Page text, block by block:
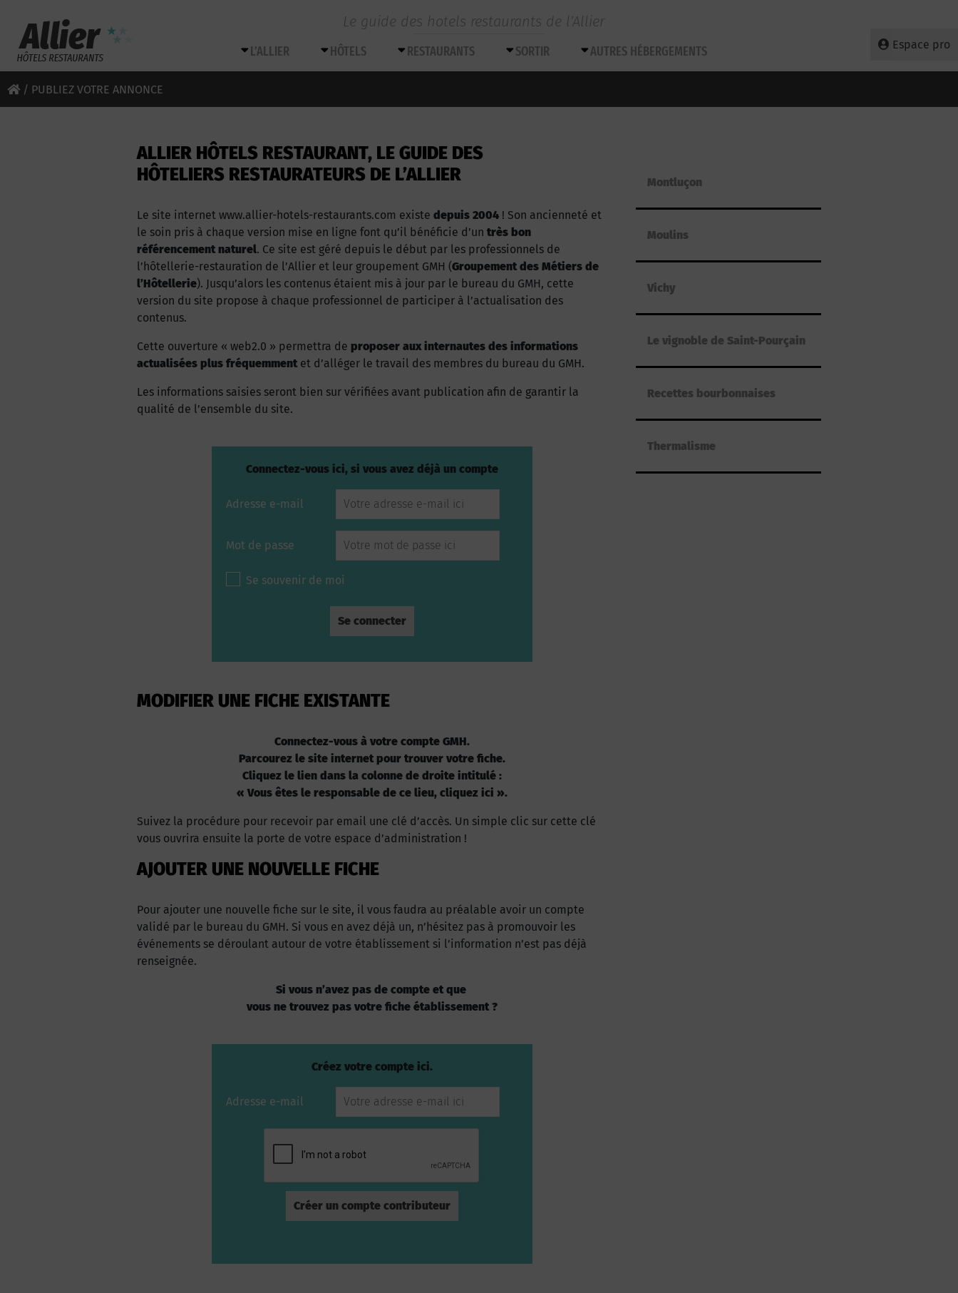
Le guide des hotels restaurants de l’Allier
Espace pro
L’ALLIER HÔTELS RESTAURANTS SORTIR AUTRES HÉBERGEMENTS
/ PUBLIEZ VOTRE ANNONCE
ALLIER HÔTELS RESTAURANT, LE GUIDE DES
HÔTELIERS RESTAURATEURS DE L’ALLIER
Le site internet www.allier-hotels-restaurants.com existe depuis 2004 ! Son ancienneté et
le soin pris à chaque version mise en ligne font qu’il bénéficie d’un très bon
référencement naturel. Ce site est géré depuis le début par les professionnels de
l’hôtellerie-restauration de l’Allier et leur groupement GMH (Groupement des Métiers de
l’Hôtellerie). Jusqu’alors les contenus étaient mis à jour par le bureau du GMH, cette
version du site propose à chaque professionnel de participer à l’actualisation des
contenus.
Cette ouverture « web2.0 » permettra de proposer aux internautes des informations
actualisées plus fréquemment et d’alléger le travail des membres du bureau du GMH.
Les informations saisies seront bien sur vérifiées avant publication afin de garantir la
qualité de l’ensemble du site.
Connectez-vous ici, si vous avez déjà un compte
Adresse e-mail
Mot de passe
Se souvenir de moi
MODIFIER UNE FICHE EXISTANTE
Connectez-vous à votre compte GMH.
Parcourez le site internet pour trouver votre fiche.
Cliquez le lien dans la colonne de droite intitulé :
« Vous êtes le responsable de ce lieu, cliquez ici ».
Suivez la procédure pour recevoir par email une clé d’accès. Un simple clic sur cette clé
vous ouvrira ensuite la porte de votre espace d’administration !
AJOUTER UNE NOUVELLE FICHE
Pour ajouter une nouvelle fiche sur le site, il vous faudra au préalable avoir un compte
validé par le bureau du GMH. Si vous en avez déjà un, n’hésitez pas à promouvoir les
événements se déroulant autour de votre établissement si l’information n’est pas déjà
renseignée.
Si vous n’avez pas de compte et que
vous ne trouvez pas votre fiche établissement ?
Créez votre compte ici.
Adresse e-mail
Montluçon
Moulins
Vichy
Le vignoble de Saint-Pourçain
Recettes bourbonnaises
Thermalisme